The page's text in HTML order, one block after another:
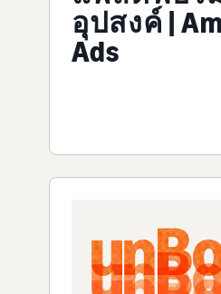
อุปสงค์ |
Ads